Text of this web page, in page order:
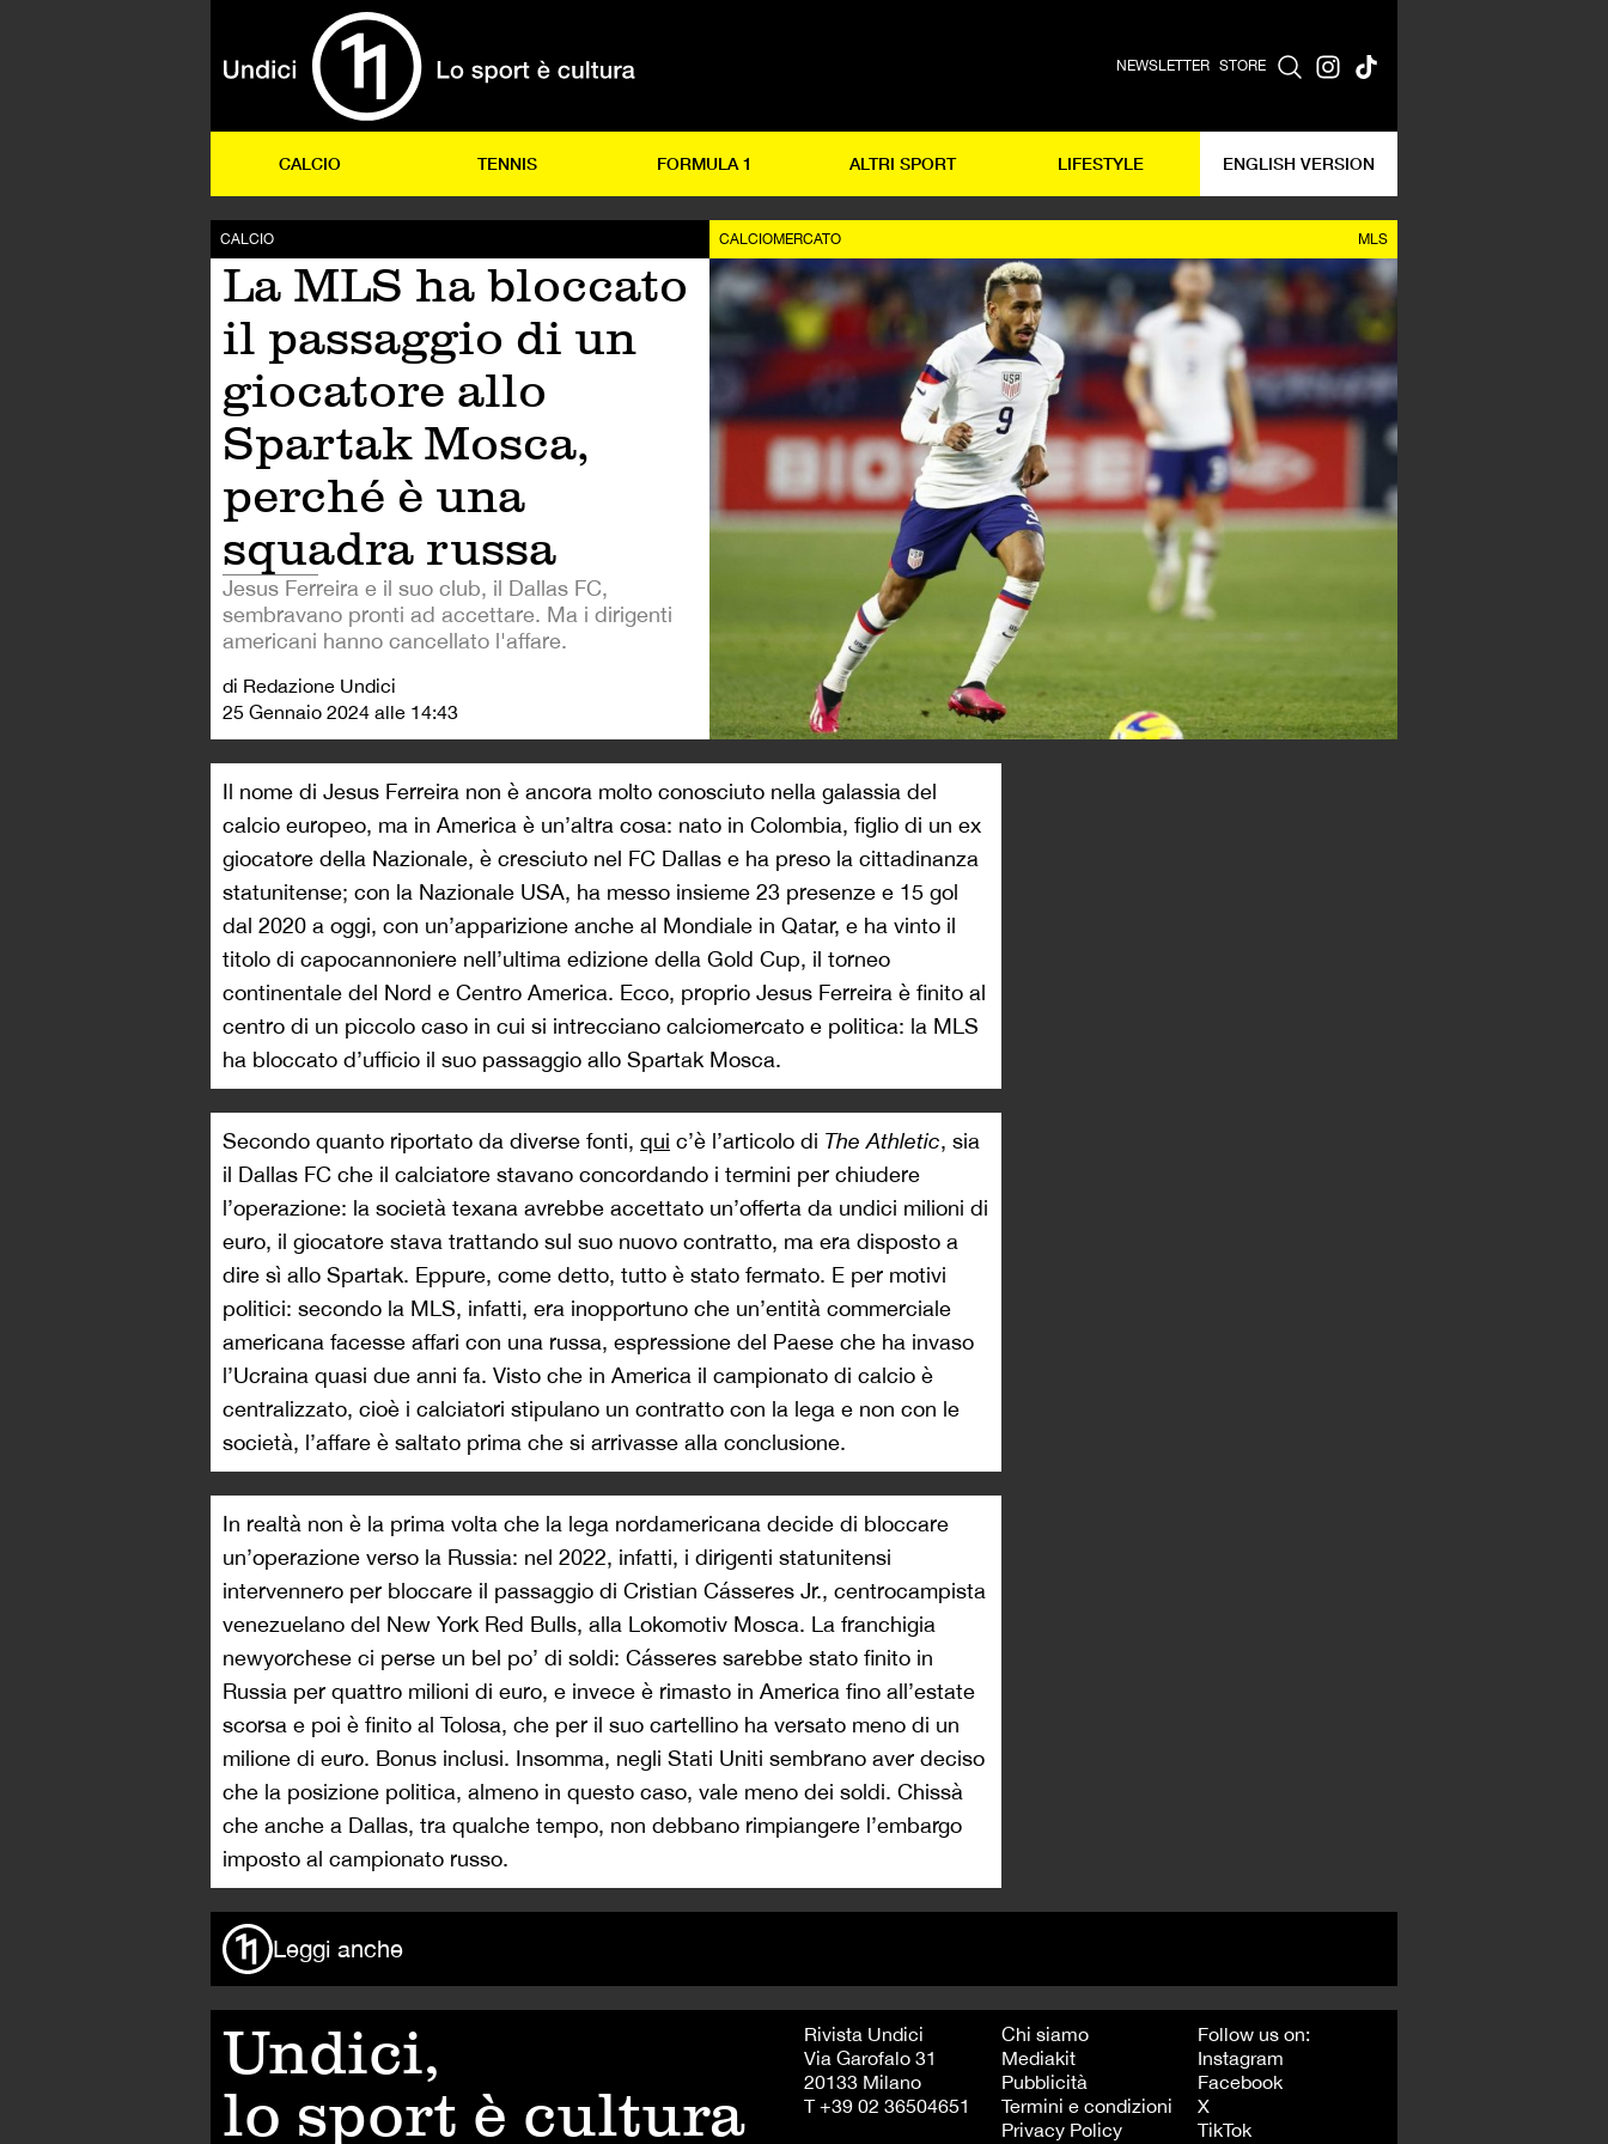
NEWSLETTER STORE
CALCIO TENNIS FORMULA 1 ALTRI SPORT LIFESTYLE ENGLISH VERSION
CALCIO
La MLS ha bloccato
il passaggio di un
giocatore allo
Spartak Mosca,
perché è una
squadra russa
Jesus Ferreira e il suo club, il Dallas FC,
sembravano pronti ad accettare. Ma i dirigenti
americani hanno cancellato l'affare.
di Redazione Undici
25 Gennaio 2024 alle 14:43
CALCIOMERCATO MLS
Il nome di Jesus Ferreira non è ancora molto conosciuto nella galassia del
calcio europeo, ma in America è un’altra cosa: nato in Colombia, figlio di un ex
giocatore della Nazionale, è cresciuto nel FC Dallas e ha preso la cittadinanza
statunitense; con la Nazionale USA, ha messo insieme 23 presenze e 15 gol
dal 2020 a oggi, con un’apparizione anche al Mondiale in Qatar, e ha vinto il
titolo di capocannoniere nell’ultima edizione della Gold Cup, il torneo
continentale del Nord e Centro America. Ecco, proprio Jesus Ferreira è finito al
centro di un piccolo caso in cui si intrecciano calciomercato e politica: la MLS
ha bloccato d’ufficio il suo passaggio allo Spartak Mosca.
Secondo quanto riportato da diverse fonti, qui c’è l’articolo di The Athletic, sia
il Dallas FC che il calciatore stavano concordando i termini per chiudere
l’operazione: la società texana avrebbe accettato un’offerta da undici milioni di
euro, il giocatore stava trattando sul suo nuovo contratto, ma era disposto a
dire sì allo Spartak. Eppure, come detto, tutto è stato fermato. E per motivi
politici: secondo la MLS, infatti, era inopportuno che un’entità commerciale
americana facesse affari con una russa, espressione del Paese che ha invaso
l’Ucraina quasi due anni fa. Visto che in America il campionato di calcio è
centralizzato, cioè i calciatori stipulano un contratto con la lega e non con le
società, l’affare è saltato prima che si arrivasse alla conclusione.
In realtà non è la prima volta che la lega nordamericana decide di bloccare
un’operazione verso la Russia: nel 2022, infatti, i dirigenti statunitensi
intervennero per bloccare il passaggio di Cristian Cásseres Jr., centrocampista
venezuelano del New York Red Bulls, alla Lokomotiv Mosca. La franchigia
newyorchese ci perse un bel po’ di soldi: Cásseres sarebbe stato finito in
Russia per quattro milioni di euro, e invece è rimasto in America fino all’estate
scorsa e poi è finito al Tolosa, che per il suo cartellino ha versato meno di un
milione di euro. Bonus inclusi. Insomma, negli Stati Uniti sembrano aver deciso
che la posizione politica, almeno in questo caso, vale meno dei soldi. Chissà
che anche a Dallas, tra qualche tempo, non debbano rimpiangere l’embargo
imposto al campionato russo.
Leggi anche
Undici,
lo sport è cultura
Rivista Undici
Via Garofalo 31
20133 Milano
T +39 02 36504651
Chi siamo
Mediakit
Pubblicità
Termini e condizioni
Privacy Policy
Follow us on:
Instagram
Facebook
X
TikTok